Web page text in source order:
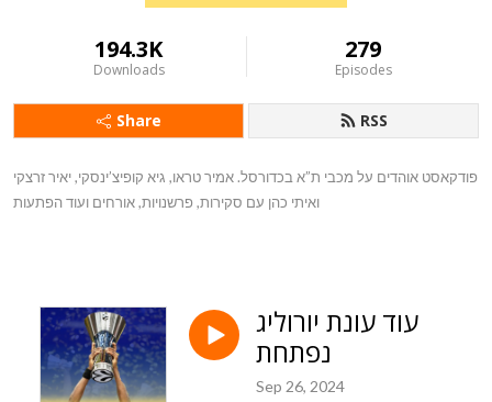
194.3K
Downloads
279
Episodes
Share RSS
פודקאסט אוהדים על מכבי ת”א בכדורסל. אמיר טראו, גיא קופיצ’ינסקי, יאיר זרצקי
ואיתי כהן עם סקירות, פרשנויות, אורחים ועוד הפתעות
עוד עונת יורוליג
נפתחת
Sep 26, 2024